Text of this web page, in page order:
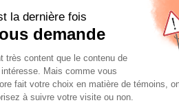
joue le rôle de
apporter son grain de sel,
L’animateur doit
tour de table, s’assurer